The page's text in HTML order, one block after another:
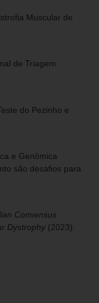
Muscular de
de Triagem
do Pezinho e
e Genômica
são desafios para
Consensus
Dystrophy (2023).